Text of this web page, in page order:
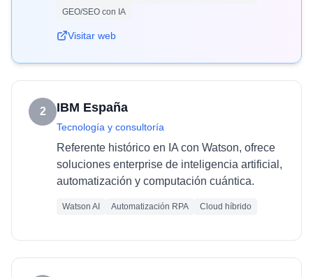
GEO/SEO con IA
Visitar web
2 IBM España
Tecnología y consultoría
Referente histórico en IA con Watson, ofrece
soluciones enterprise de inteligencia artificial,
automatización y computación cuántica.
Watson AI Automatización RPA Cloud híbrido